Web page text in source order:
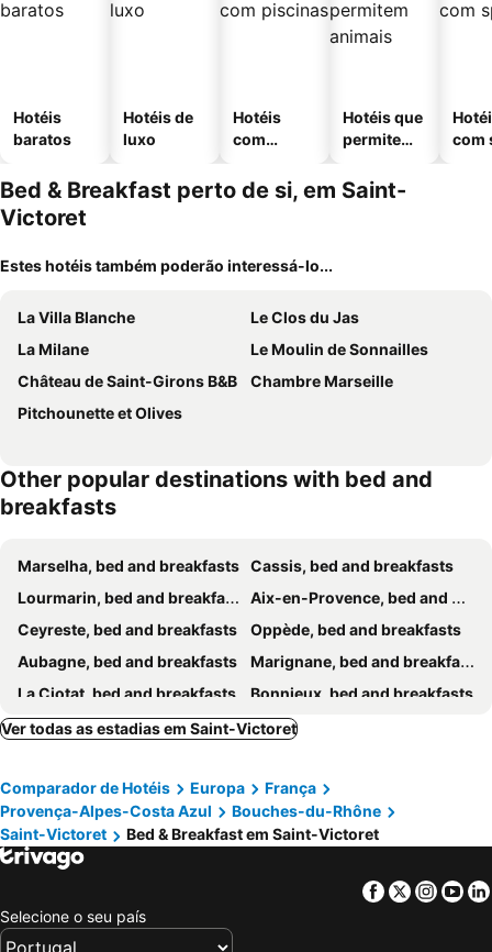
Hotéis
baratos
Hotéis de
luxo
Hotéis
com
Hotéis que
permitem
com
Bed & Breakfast perto de si, em Saint-
Victoret
Estes hotéis também poderão interessá-lo...
La Villa Blanche
Le Clos du Jas
La Milane
Le Moulin de Sonnailles
Château de Saint-Girons B&B
Chambre Marseille
Pitchounette et Olives
Other popular destinations with bed and
breakfasts
Marselha, bed and breakfasts Cassis, bed and breakfasts
Lourmarin, bed and breakfasts
Aix-en-Provence, bed and breakfasts
Ceyreste, bed and breakfasts
Oppède, bed and breakfasts
Aubagne, bed and breakfasts
Marignane, bed and breakfasts
La Ciotat, bed and breakfasts
Bonnieux, bed and breakfasts
Cabriès, bed and breakfasts
Plan-d'Orgon, bed and breakfasts
Ensuès-la-Redonne, bed and breakfasts
Lauris, bed and breakfasts
Salon-de-Provence, bed and breakfasts
Pertuis, bed and breakfasts
Puget, bed and breakfasts
Robion, bed and breakfasts
Gémenos, bed and breakfasts
Saint-Cannat, bed and breakfasts
Rognes, bed and breakfasts
Ver todas as estadias em Saint-Victoret
Comparador de Hotéis Europa
França
Provença-Alpes-Costa Azul
Bouches-du-Rhône
Saint-Victoret
Bed & Breakfast em Saint-Victoret
Facebook
Twitter
Selecione o seu país